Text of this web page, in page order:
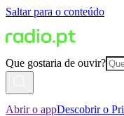
Saltar para o conteúdo
Que gostaria de ouvir?
Abrir o appDescobrir o